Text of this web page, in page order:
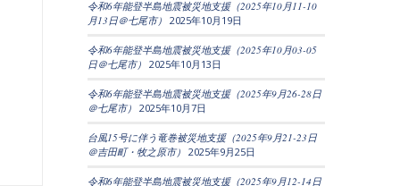
令和6年能登半島地震被災地支援（2025年10月11-10
月13日＠七尾市） 2025年10月19日
令和6年能登半島地震被災地支援（2025年10月03-05
日＠七尾市） 2025年10月13日
令和6年能登半島地震被災地支援（2025年9月26-28日
＠七尾市） 2025年10月7日
台風15号に伴う竜巻被災地支援（2025年9月21-23日
＠吉田町・牧之原市） 2025年9月25日
令和6年能登半島地震被災地支援（2025年9月12-14日